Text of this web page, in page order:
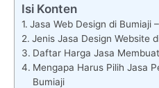
Isi Konten
Jasa Web Design di Bumiaji
Jenis Jasa Design Website
Daftar Harga Jasa
Mengapa Harus Pilih Jasa
Bumiaji